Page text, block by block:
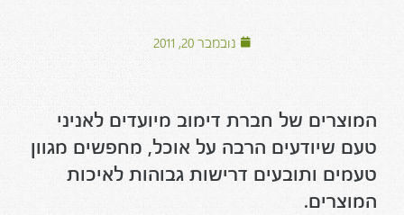
נובמבר 20, 2011
המוצרים של חברת דימוב מיועדים לאניני
טעם שיודעים הרבה על אוכל, מחפשים מגוון
טעמים ותובעים דרישות גבוהות לאיכות
המוצרים.